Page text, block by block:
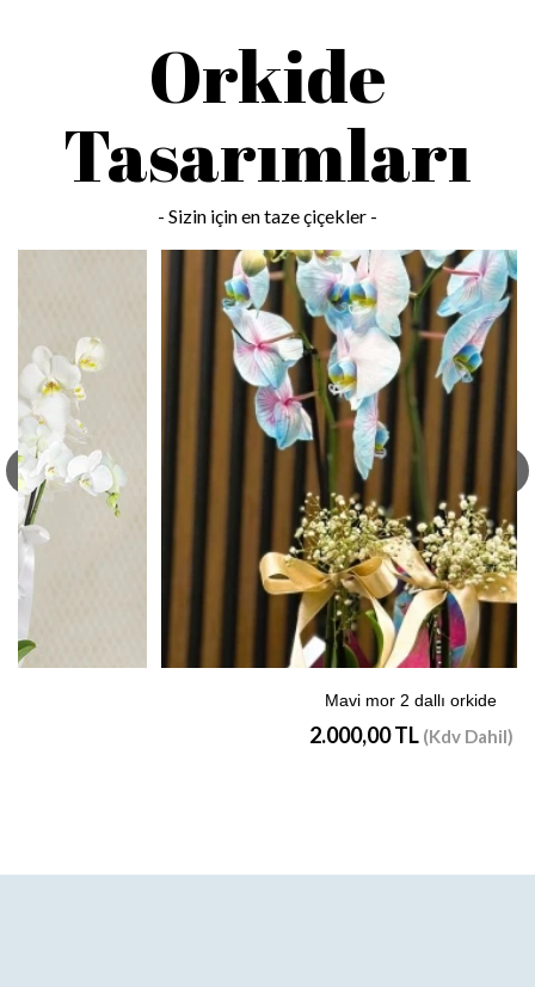
Orkide
Tasarımları
- Sizin içinen taze çiçekler -
‹
2 dallı beyaz orkide
1.500,00 TL(Kdv